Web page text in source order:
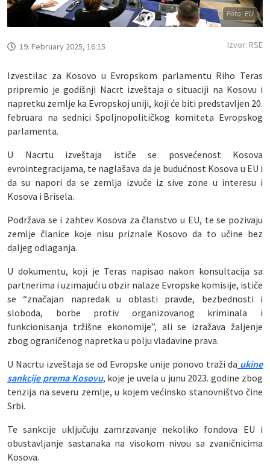
Foto: EU
19. February 2025, 16:15 Izvor: RSE
Izvestilac za Kosovo u Evropskom parlamentu Riho Teras
pripremio je godišnji Nacrt izveštaja o situaciji na Kosovu i
napretku zemlje ka Evropskoj uniji, koji će biti predstavljen 20.
februara na sednici Spoljnopolitičkog komiteta Evropskog
parlamenta.
U Nacrtu izveštaja ističe se posvećenost Kosova
evrointegracijama, te naglašava da je budućnost Kosova u EU i
da su napori da se zemlja izvuče iz sive zone u interesu i
Kosova i Brisela.
Podržava se i zahtev Kosova za članstvo u EU, te se pozivaju
zemlje članice koje nisu priznale Kosovo da to učine bez
daljeg odlaganja.
U dokumentu, koji je Teras napisao nakon konsultacija sa
partnerima i uzimajući u obzir nalaze Evropske komisije, ističe
se “značajan napredak u oblasti pravde, bezbednosti i
sloboda, borbe protiv organizovanog kriminala i
funkcionisanja tržišne ekonomije”, ali se izražava žaljenje
zbog ograničenog napretka u polju vladavine prava.
U Nacrtu izveštaja se od Evropske unije ponovo traži da ukine
sankcije prema Kosovu, koje je uvela u junu 2023. godine zbog
tenzija na severu zemlje, u kojem većinsko stanovništvo čine
Srbi.
Te sankcije uključuju zamrzavanje nekoliko fondova EU i
obustavljanje sastanaka na visokom nivou sa zvaničnicima
Kosova.